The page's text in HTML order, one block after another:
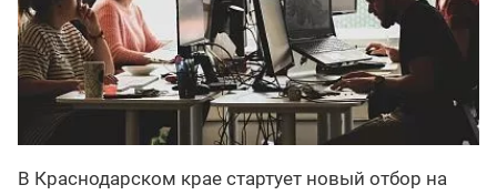
В Краснодарском крае стартует новый отбор на